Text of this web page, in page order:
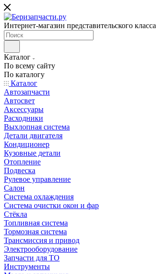
Интернет-магазин представительского класса
Каталог
По всему сайту
По каталогу
Каталог
Автозапчасти
Автосвет
Аксессуары
Расходники
Выхлопная система
Детали двигателя
Кондиционер
Кузовные детали
Отопление
Подвеска
Рулевое управление
Салон
Система охлаждения
Система очистки окон и фар
Стёкла
Топливная система
Тормозная система
Трансмиссия и привод
Электрооборудование
Запчасти для ТО
Инструменты